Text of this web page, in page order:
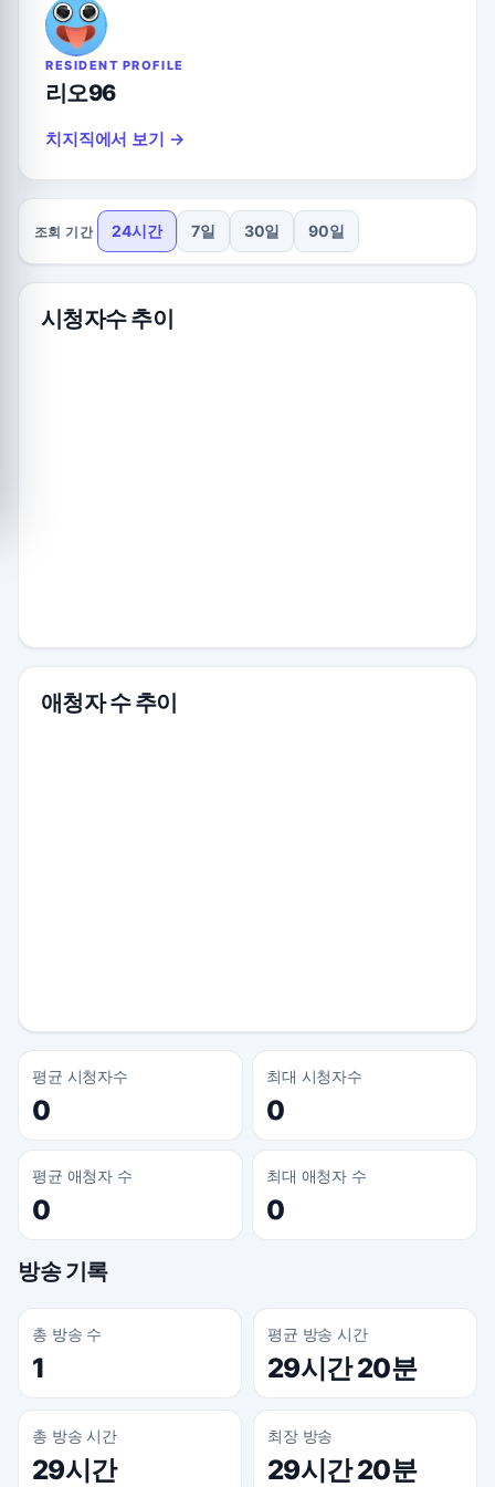
RESIDENT PROFILE
리오96
치지직에서 보기 →
조회 기간 24시간 7일 30일 90일
시청자수 추이
애청자 수 추이
평균 시청자수
0
최대 시청자수
0
평균 애청자 수
0
최대 애청자 수
0
방송 기록
총 방송 수
1
평균 방송 시간
29시간 20분
총 방송 시간
29시간
최장 방송
29시간 20분